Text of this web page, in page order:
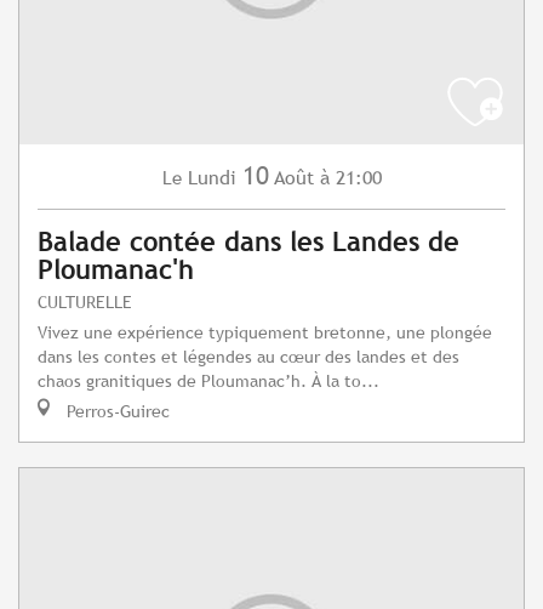
Le Lundi 10 Août à 21:00
Balade contée dans les Landes de
Ploumanac'h
CULTURELLE
Vivez une expérience typiquement bretonne, une plongée
dans les contes et légendes au cœur des landes et des
chaos granitiques de Ploumanac’h. À la to...
Perros-Guirec